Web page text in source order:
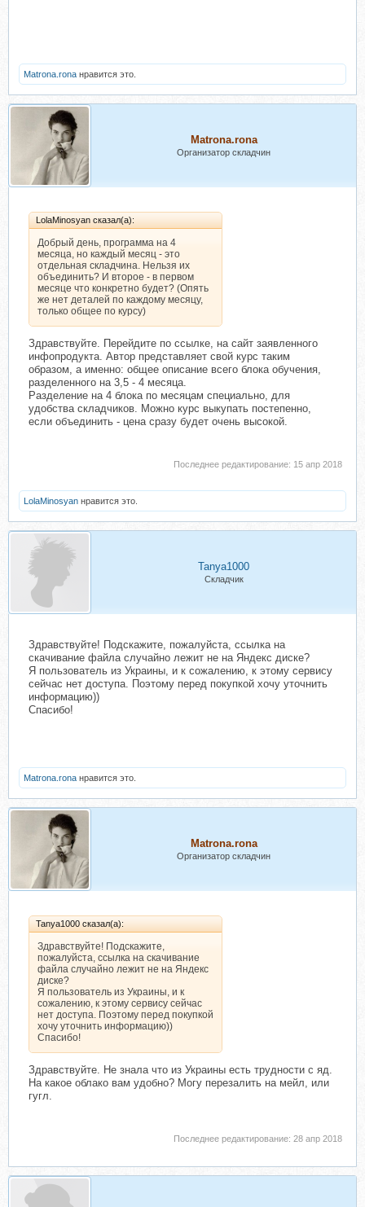
Matrona.rona нравится это.
Matrona.rona
Организатор складчин
LolaMinosyan сказал(а):
Добрый день, программа на 4
месяца, но каждый месяц - это
отдельная складчина. Нельзя их
объединить? И второе - в первом
месяце что конкретно будет? (Опять
же нет деталей по каждому месяцу,
только общее по курсу)
Здравствуйте. Перейдите по ссылке, на сайт заявленного
инфопродукта. Автор представляет свой курс таким
образом, а именно: общее описание всего блока обучения,
разделенного на 3,5 - 4 месяца.
Разделение на 4 блока по месяцам специально, для
удобства складчиков. Можно курс выкупать постепенно,
если объединить - цена сразу будет очень высокой.
Последнее редактирование: 15 апр 2018
LolaMinosyan нравится это.
Tanya1000
Складчик
Здравствуйте! Подскажите, пожалуйста, ссылка на
скачивание файла случайно лежит не на Яндекс диске?
Я пользователь из Украины, и к сожалению, к этому сервису
сейчас нет доступа. Поэтому перед покупкой хочу уточнить
информацию))
Спасибо!
Matrona.rona нравится это.
Matrona.rona
Организатор складчин
Tanya1000 сказал(а):
Здравствуйте! Подскажите,
пожалуйста, ссылка на скачивание
файла случайно лежит не на Яндекс
диске?
Я пользователь из Украины, и к
сожалению, к этому сервису сейчас
нет доступа. Поэтому перед покупкой
хочу уточнить информацию))
Спасибо!
Здравствуйте. Не знала что из Украины есть трудности с яд.
На какое облако вам удобно? Могу перезалить на мейл, или
гугл.
Последнее редактирование: 28 апр 2018